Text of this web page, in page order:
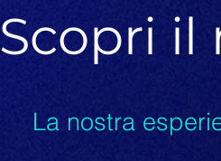
Scopri il
La nostra